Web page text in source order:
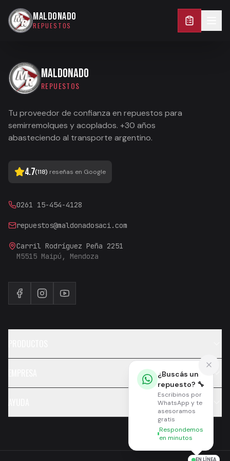
0261 15-454-4128
MALDONADO
REPUESTOS
MALDONADO
REPUESTOS
Tu proveedor de confianza en repuestos para
semirremolques y acoplados. +30 años
abasteciendo al transporte argentino.
4.7(118) reseñas en Google
0261 15-454-4128
repuestos@maldonadosaci.com
Carril Rodríguez Peña 2251
M5515 Maipú, Mendoza
¿Buscás un
repuesto? 🔧
Escribinos por
WhatsApp y te
asesoramos
gratis
Respondemos
en minutos
EN LÍNEA